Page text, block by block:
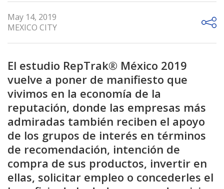
May 14, 2019
MEXICO CITY
El estudio RepTrak® México 2019
vuelve a poner de manifiesto que
vivimos en la economía de la
reputación, donde las empresas más
admiradas también reciben el apoyo
de los grupos de interés en términos
de recomendación, intención de
compra de sus productos, invertir en
ellas, solicitar empleo o concederles el